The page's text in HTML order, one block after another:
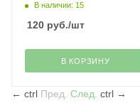
В наличии: 15
120 руб./шт
В КОРЗИНУ
← ctrl Пред. След. ctrl →